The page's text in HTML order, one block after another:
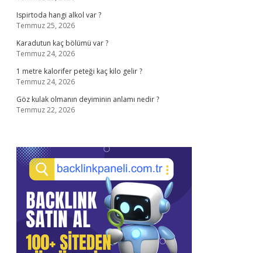
Ispirtoda hangi alkol var ?
Temmuz 25, 2026
Karadutun kaç bölümü var ?
Temmuz 24, 2026
1 metre kalorifer peteği kaç kilo gelir ?
Temmuz 24, 2026
Göz kulak olmanın deyiminin anlamı nedir ?
Temmuz 22, 2026